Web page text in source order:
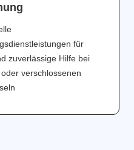
für
zuverlässige Hilfe bei
verschlossenen